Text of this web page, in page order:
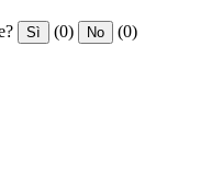
Sì (0) No (0)